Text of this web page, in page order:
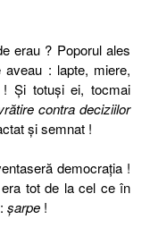
erau ? Poporul ales
: lapte, miere,
Şi totuşi ei, tocmai
contra deciziilor
şi semnat !
democraţia !
tot de la cel ce în
şarpe !